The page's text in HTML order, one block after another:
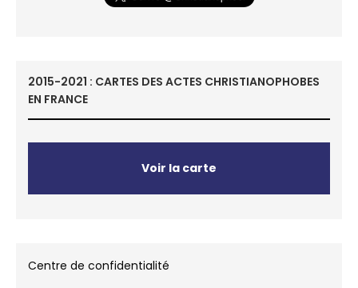
2015-2021 : CARTES DES ACTES CHRISTIANOPHOBES
EN FRANCE
Voir la carte
Centre de confidentialité